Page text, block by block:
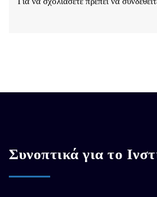
Συνοπτικά για το